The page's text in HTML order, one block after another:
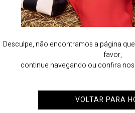
Desculpe, não encontramos a página
favor,
continue navegando ou confira
VOLTAR PARA